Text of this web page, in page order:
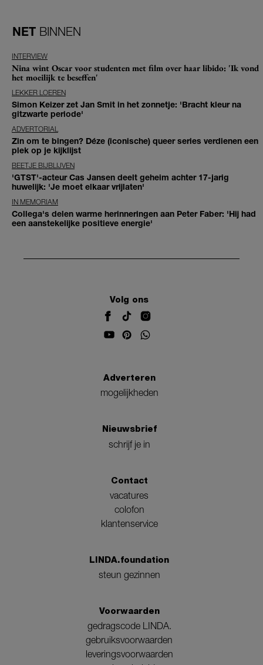
NET BINNEN
INTERVIEW
Nina wint Oscar voor studenten met film over haar libido: 'Ik vond
het moeilijk te beseffen'
LEKKER LOEREN
Simon Keizer zet Jan Smit in het zonnetje: 'Bracht kleur na
gitzwarte periode'
ADVERTORIAL
Zin om te bingen? Déze (iconische) queer series verdienen een
plek op je kijklijst
BEETJE BIJBLIJVEN
'GTST'-acteur Cas Jansen deelt geheim achter 17-jarig
huwelijk: 'Je moet elkaar vrijlaten'
IN MEMORIAM
Collega's delen warme herinneringen aan Peter Faber: 'Hij had
een aanstekelijke positieve energie'
Volg ons
Adverteren
mogelijkheden
Nieuwsbrief
schrijf je in
Contact
vacatures
colofon
klantenservice
LINDA.foundation
steun gezinnen
Voorwaarden
gedragscode LINDA.
gebruiksvoorwaarden
leveringsvoorwaarden